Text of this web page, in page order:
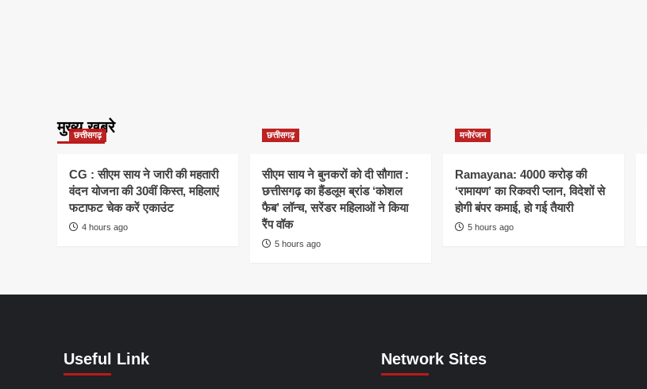
मुख्य खबरे
छत्तीसगढ़
CG : सीएम साय ने जारी की महतारी
वंदन योजना की 30वीं किस्त, महिलाएं
फटाफट चेक करें एकाउंट
4 hours ago
छत्तीसगढ़
सीएम साय ने बुनकरों को दी सौगात :
छत्तीसगढ़ का हैंडलूम ब्रांड ‘कोशल
फैब’ लॉन्च, सरेंडर महिलाओं ने किया
रैंप वॉक
5 hours ago
मनोरंजन
Ramayana: 4000 करोड़ की
‘रामायण’ का रिकवरी प्लान, विदेशों से
होगी बंपर कमाई, हो गई तैयारी
5 hours ago
Useful Link Network Sites